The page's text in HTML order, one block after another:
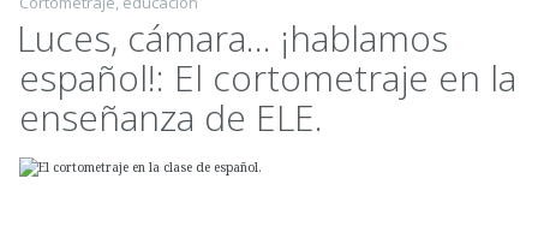
Luces, cámara… ¡hablamos
español!: El cortometraje en la
enseñanza de ELE.